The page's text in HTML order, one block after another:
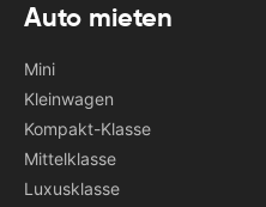
Auto mieten
Mini
Kleinwagen
Kompakt-Klasse
Mittelklasse
Luxusklasse